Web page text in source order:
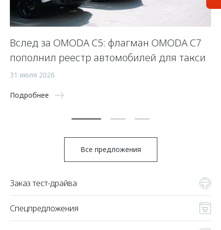
Вслед за OMODA C5: флагман OMODA C7
пополнил реестр автомобилей для такси
31 июля 2026
Подробнее
Все предложения
Заказ тест-драйва
Спецпредложения